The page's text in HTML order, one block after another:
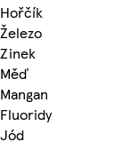
Hořčík
Železo
Zinek
Měď
Mangan
Fluoridy
Jód